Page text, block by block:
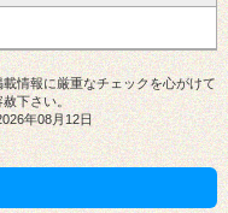
情報に厳重なチェックを心がけて
赦下さい。
年08月12日